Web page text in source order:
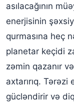
asılacağının
enerjisinin
qurmasına heç
planetar keçidi
zəmin qazanır
axtarırıq.
gücləndirir və